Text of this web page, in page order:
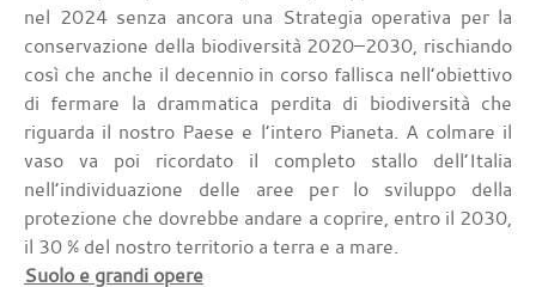
nel 2024 senza ancora una Strategia operativa per la
conservazione della biodiversità 2020–2030, rischiando
così che anche il decennio in corso fallisca nell’obiettivo
di fermare la drammatica perdita di biodiversità che
riguarda il nostro Paese e l’intero Pianeta. A colmare il
vaso va poi ricordato il completo stallo dell’Italia
nell’individuazione delle aree per lo sviluppo della
protezione che dovrebbe andare a coprire, entro il 2030,
il 30 % del nostro territorio a terra e a mare.
Suolo e grandi opere